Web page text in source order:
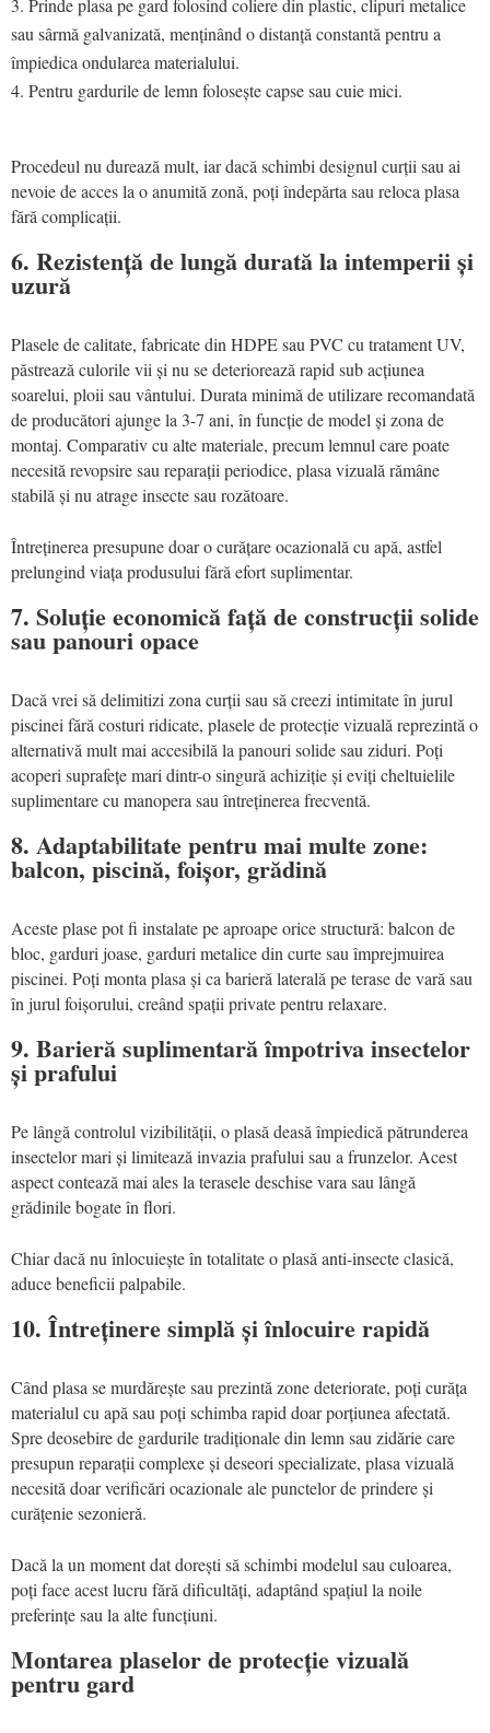
Prinde plasa pe gard folosind coliere din plastic, clipuri metalice
sau sârmă galvanizată, menținând o distanță constantă pentru a
împiedica ondularea materialului.
Pentru gardurile de lemn folosește capse sau cuie mici.
Procedeul nu durează mult, iar dacă schimbi designul curții sau ai
nevoie de acces la o anumită zonă, poți îndepărta sau reloca plasa
fără complicații.
6. Rezistență de lungă durată la intemperii și
uzură
Plasele de calitate, fabricate din HDPE sau PVC cu tratament UV,
păstrează culorile vii și nu se deteriorează rapid sub acțiunea
soarelui, ploii sau vântului. Durata minimă de utilizare recomandată
de producători ajunge la 3-7 ani, în funcție de model și zona de
montaj. Comparativ cu alte materiale, precum lemnul care poate
necesită revopsire sau reparații periodice, plasa vizuală rămâne
stabilă și nu atrage insecte sau rozătoare.
Întreținerea presupune doar o curățare ocazională cu apă, astfel
prelungind viața produsului fără efort suplimentar.
7. Soluție economică față de construcții solide
sau panouri opace
Dacă vrei să delimitizi zona curții sau să creezi intimitate în jurul
piscinei fără costuri ridicate, plasele de protecție vizuală reprezintă o
alternativă mult mai accesibilă la panouri solide sau ziduri. Poți
acoperi suprafețe mari dintr-o singură achiziție și eviți cheltuielile
suplimentare cu manopera sau întreținerea frecventă.
8. Adaptabilitate pentru mai multe zone:
balcon, piscină, foișor, grădină
Aceste plase pot fi instalate pe aproape orice structură: balcon de
bloc, garduri joase, garduri metalice din curte sau împrejmuirea
piscinei. Poți monta plasa și ca barieră laterală pe terase de vară sau
în jurul foișorului, creând spații private pentru relaxare.
9. Barieră suplimentară împotriva insectelor
și prafului
Pe lângă controlul vizibilității, o plasă deasă împiedică pătrunderea
insectelor mari și limitează invazia prafului sau a frunzelor. Acest
aspect contează mai ales la terasele deschise vara sau lângă
grădinile bogate în flori.
Chiar dacă nu înlocuiește în totalitate o plasă anti-insecte clasică,
aduce beneficii palpabile.
10. Întreținere simplă și înlocuire rapidă
Când plasa se murdărește sau prezintă zone deteriorate, poți curăța
materialul cu apă sau poți schimba rapid doar porțiunea afectată.
Spre deosebire de gardurile tradiționale din lemn sau zidărie care
presupun reparații complexe și deseori specializate, plasa vizuală
necesită doar verificări ocazionale ale punctelor de prindere și
curățenie sezonieră.
Dacă la un moment dat dorești să schimbi modelul sau culoarea,
poți face acest lucru fără dificultăți, adaptând spațiul la noile
preferințe sau la alte funcțiuni.
Montarea plaselor de protecție vizuală
pentru gard